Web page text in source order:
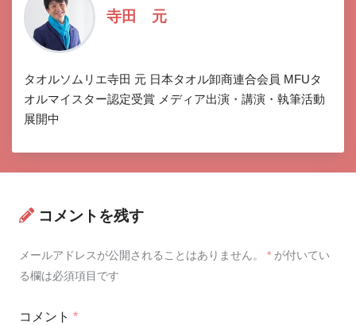
寺田 元
タオルソムリエ寺田 元 日本タオル卸商連合会員 MFUタ
オルマイスター認定受賞 メディア出演・講演・執筆活動
展開中
コメントを残す
メールアドレスが公開されることはありません。 * が付いてい
る欄は必須項目です
コメント *